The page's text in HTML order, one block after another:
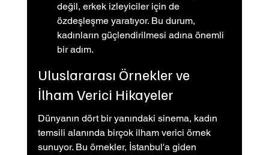
değil, erkek izleyiciler için de
özdeşleşme yaratıyor. Bu durum,
kadınların güçlendirilmesi adına önemli
bir adım.
Uluslararası Örnekler ve
İlham Verici Hikayeler
Dünyanın dört bir yanındaki sinema, kadın
temsili alanında birçok ilham verici örnek
sunuyor. Bu örnekler, İstanbul'a giden